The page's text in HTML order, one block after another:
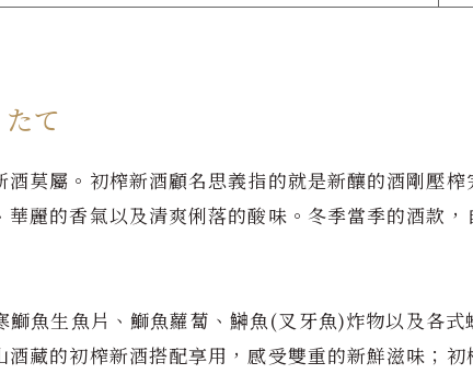
て
莫屬。初榨新酒顧名思義指的就是新釀的酒剛壓
麗的香氣以及清爽俐落的酸味。冬季當季的酒款
魚生魚片、鰤魚蘿蔔、鰰魚(叉牙魚)炸物以及各式
藏的初榨新酒搭配享用，感受雙重的新鮮滋味；